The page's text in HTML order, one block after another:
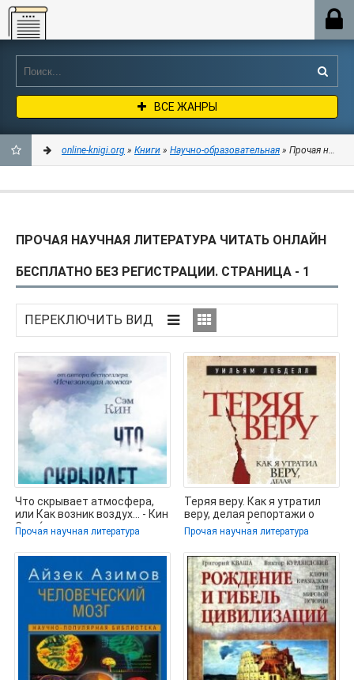
Online-knigi.org
ВСЕ ЖАНРЫ
ЗАКЛАДКИ
online-knigi.org » Книги » Научно-образовательная » Прочая научная литература
ПРОЧАЯ НАУЧНАЯ ЛИТЕРАТУРА ЧИТАТЬ ОНЛАЙН
БЕСПЛАТНО БЕЗ РЕГИСТРАЦИИ. СТРАНИЦА - 1
Что скрывает атмосфера,
или Как возник воздух… - Кин
Сэм (лучшие книги читать
Прочая научная литература
Теряя веру. Как я утратил
веру, делая репортажи о
религиозной жизни -
Лобделл
Прочая научная литература